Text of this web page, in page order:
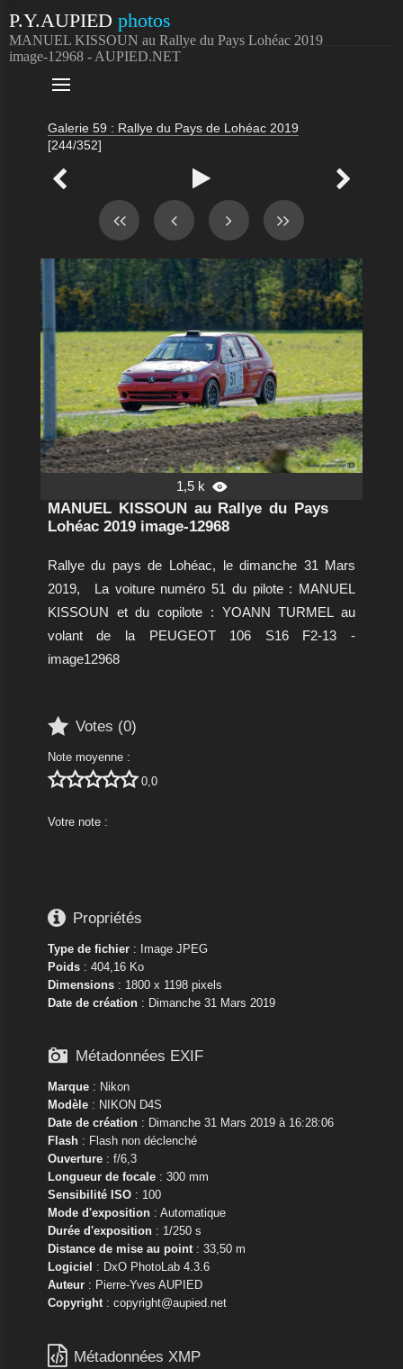
P.Y.AUPIED photos
MANUEL KISSOUN au Rallye du Pays Lohéac 2019
image-12968 - AUPIED.NET

Galerie 59 : Rallye du Pays de Lohéac 2019
[244/352]
  
1,5 k 
MANUEL KISSOUN au Rallye du Pays
Lohéac 2019 image-12968
Rallye du pays de Lohéac, le dimanche 31 Mars
2019,
La voiture numéro 51 du pilote : MANUEL
KISSOUN et du copilote : YOANN TURMEL au
volant de la PEUGEOT 106 S16 F2-13
-
image12968
 Votes (0)
Note moyenne :
 0,0
Votre note :
 Propriétés
Type de fichier: Image JPEG
Poids: 404,16 Ko
Dimensions: 1800 x 1198 pixels
Date de création: Dimanche 31 Mars 2019
 Métadonnées EXIF
Marque: Nikon
Modèle: NIKON D4S
Date de création: Dimanche 31 Mars 2019 à 16:28:06
Flash: Flash non déclenché
Ouverture: f/6,3
Longueur de focale: 300 mm
Sensibilité ISO: 100
Mode d'exposition: Automatique
Durée d'exposition: 1/250 s
Distance de mise au point: 33,50 m
Logiciel : DxO PhotoLab 4.3.6
Auteur: Pierre-Yves AUPIED
Copyright: copyright@aupied.net
 Métadonnées XMP